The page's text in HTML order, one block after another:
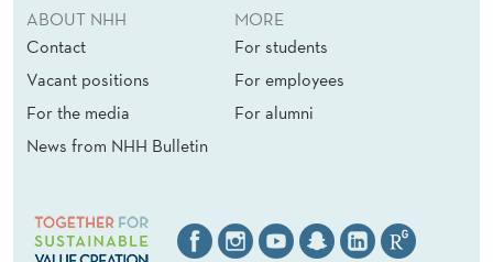
ABOUT NHH
Contact
Vacant positions
For the media
News from NHH Bulletin
MORE
For students
For employees
For alumni